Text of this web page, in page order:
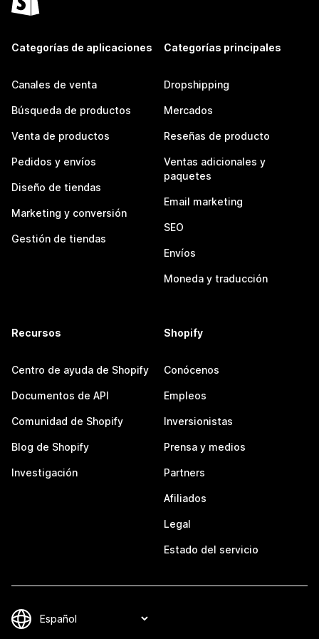
Categorías de aplicaciones
Canales de venta
Búsqueda de productos
Venta de productos
Pedidos y envíos
Diseño de tiendas
Marketing y conversión
Gestión de tiendas
Categorías principales
Dropshipping
Mercados
Reseñas de producto
Ventas adicionales y
paquetes
Email marketing
SEO
Envíos
Moneda y traducción
Recursos
Centro de ayuda de Shopify
Documentos de API
Comunidad de Shopify
Blog de Shopify
Investigación
Shopify
Conócenos
Empleos
Inversionistas
Prensa y medios
Partners
Afiliados
Legal
Estado del servicio